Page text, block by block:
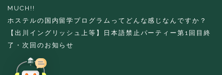
MUCH!!
ホステルの国内留学プログラムってどんな感じなんですか？
【出川イングリッシュ上等】日本語禁止パーティー第1回目終
了・次回のお知らせ